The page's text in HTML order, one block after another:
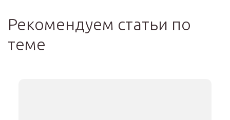
Рекомендуем статьи по
теме